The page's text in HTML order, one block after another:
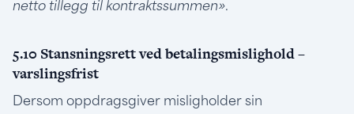
netto tillegg til kontraktssummen».
5.10 Stansningsrett ved betalingsmislighold –
varslingsfrist
Dersom oppdragsgiver misligholder sin